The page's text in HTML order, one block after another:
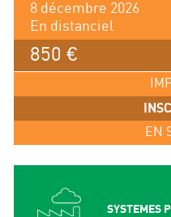
8 décembre 2026
En distanciel
850 €
EN
SYSTEMES